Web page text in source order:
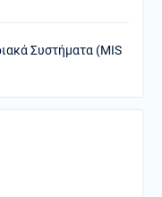
Συστήματα (MIS